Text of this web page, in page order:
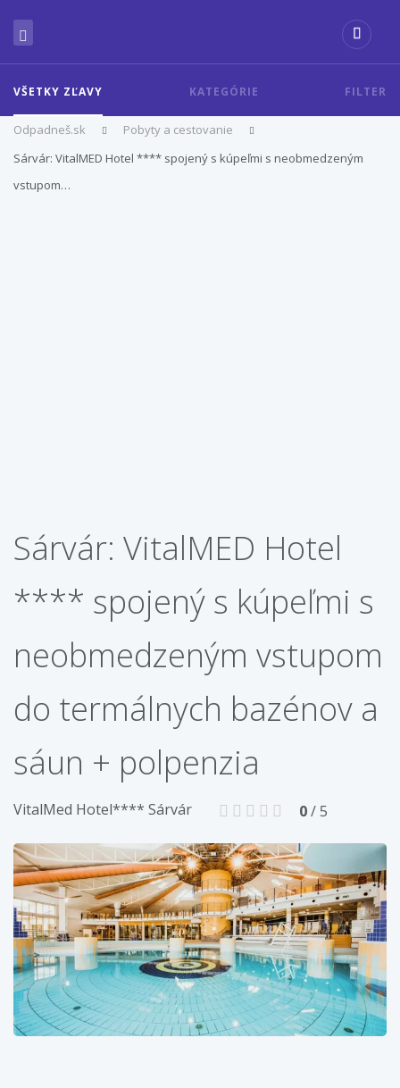
VŠETKY ZĽAVY KATEGÓRIE FILTER
Odpadneš.sk
Pobyty a cestovanie
Sárvár: VitalMED Hotel **** spojený s kúpeľmi s neobmedzeným
vstupom…
Sárvár: VitalMED Hotel
**** spojený s kúpeľmi s
neobmedzeným vstupom
do termálnych bazénov a
sáun + polpenzia
VitalMed Hotel**** Sárvár 0/ 5